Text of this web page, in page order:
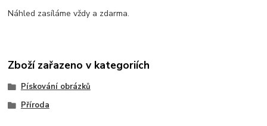
Náhled zasíláme vždy a zdarma.
Zboží zařazeno v kategoriích
Pískování obrázků
Příroda